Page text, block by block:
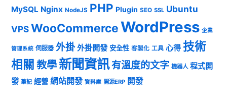
MySQL Nginx NodeJS PHP Plugin SEO SSL Ubuntu
VPSWooCommerceWordPress 企業
管理系統 伺服器 外掛 外掛開發 安全性 客製化 工具 心得 技術
相關 教學 新聞資訊有溫度的文字 機器人 程式開
發 筆記 經營 網站開發 資料庫 開源ERP 開發